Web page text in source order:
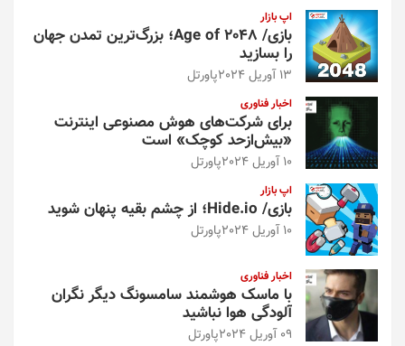
اپ بازار
بازی/ Age of 2048؛ بزرگ‌ترین تمدن جهان
را بسازید
13 آوریل 2024 پاورتل
اخبار فناوری
برای شرکت‌های هوش مصنوعی اینترنت
«بیش‌از‌حد کوچک» است
10 آوریل 2024 پاورتل
اپ بازار
بازی/ Hide.io؛ از چشم بقیه پنهان شوید
10 آوریل 2024 پاورتل
اخبار فناوری
با ماسک هوشمند سامسونگ دیگر نگران
آلودگی هوا نباشید
09 آوریل 2024 پاورتل